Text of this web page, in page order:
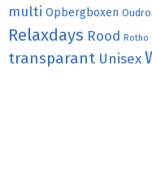
multi Opbergboxen
Relaxdays Rood Rotho
transparant Unisex